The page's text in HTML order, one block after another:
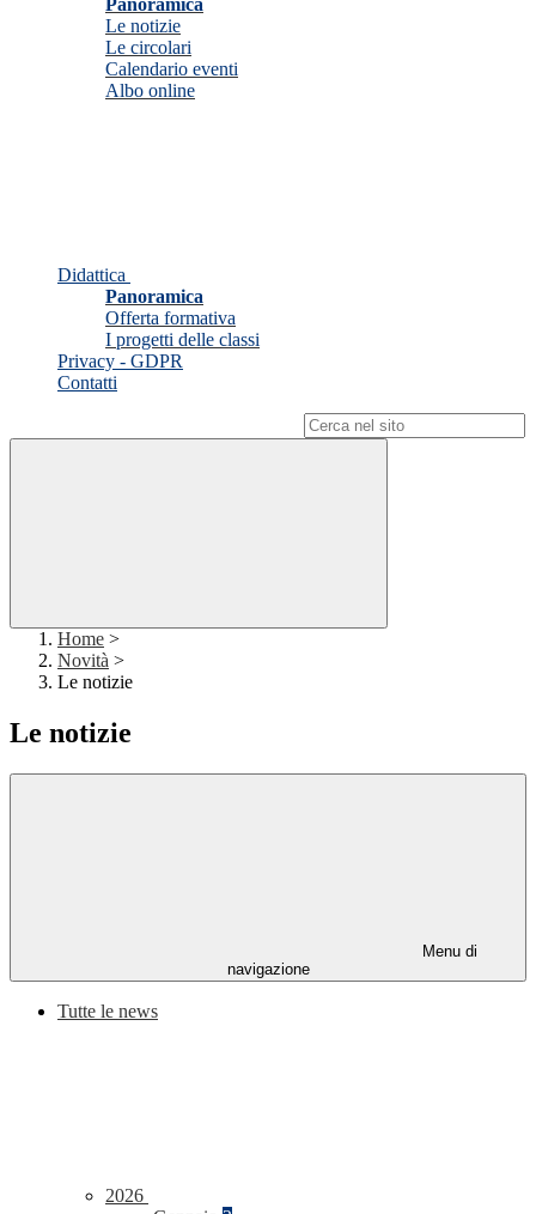
Panoramica
Le notizie
Le circolari
Calendario eventi
Albo online
Didattica
Panoramica
Offerta formativa
I progetti delle classi
Privacy - GDPR
Contatti
Home >
Novità >
Le notizie
Le notizie
Menu di
navigazione
Tutte le news
2026